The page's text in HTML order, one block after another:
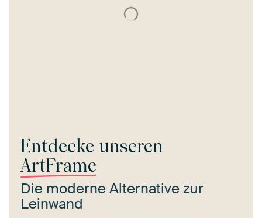
Entdecke unseren
ArtFrame
Die moderne Alternative zur
Leinwand